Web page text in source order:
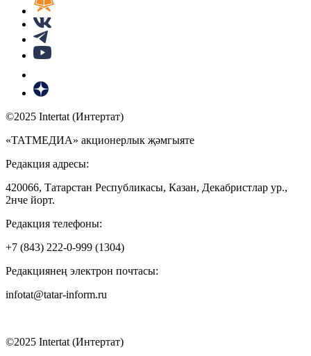
©2025 Intertat (Интертат)
«ТАТМЕДИА» акционерлык җәмгыяте
Редакция адресы:
420066, Татарстан Республикасы, Казан, Декабристлар ур.,
2нче йорт.
Редакция телефоны:
+7 (843) 222-0-999 (1304)
Редакциянең электрон почтасы:
infotat@tatar-inform.ru
©2025 Intertat (Интертат)